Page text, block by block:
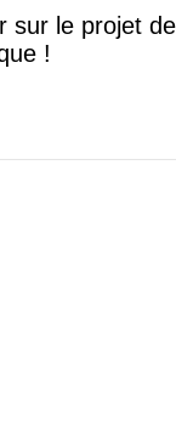
sur le projet
!